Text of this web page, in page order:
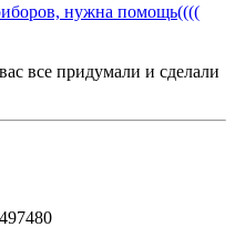
нужна помощь((((
все придумали и сделали